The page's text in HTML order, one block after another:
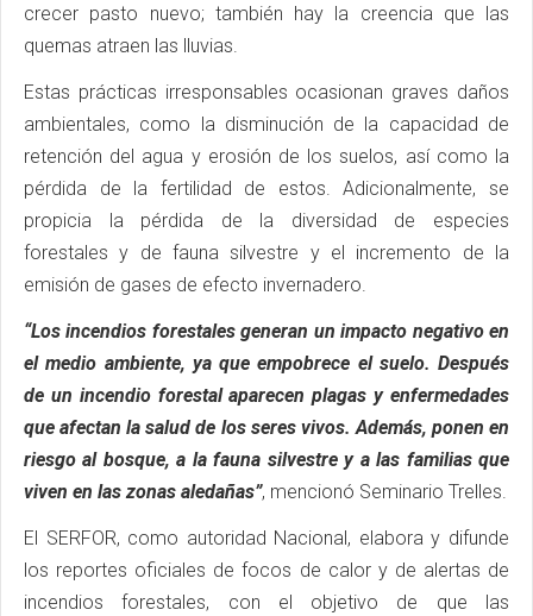
crecer pasto nuevo; también hay la creencia que las
quemas atraen las lluvias.
Estas prácticas irresponsables ocasionan graves daños
ambientales, como la disminución de la capacidad de
retención del agua y erosión de los suelos, así como la
pérdida de la fertilidad de estos. Adicionalmente, se
propicia la pérdida de la diversidad de especies
forestales y de fauna silvestre y el incremento de la
emisión de gases de efecto invernadero.
“Los incendios forestales generan un impacto negativo en
el medio ambiente, ya que empobrece el suelo. Después
de un incendio forestal aparecen plagas y enfermedades
que afectan la salud de los seres vivos. Además, ponen en
riesgo al bosque, a la fauna silvestre y a las familias que
viven en las zonas aledañas”, mencionó Seminario Trelles.
El SERFOR, como autoridad Nacional, elabora y difunde
los reportes oficiales de focos de calor y de alertas de
incendios forestales, con el objetivo de que las